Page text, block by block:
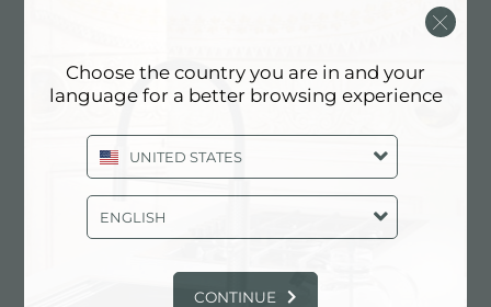
Lavello Alien
Choose the country you are in and your
language for a better browsing experience
UNITED STATES
ENGLISH
CONTINUE